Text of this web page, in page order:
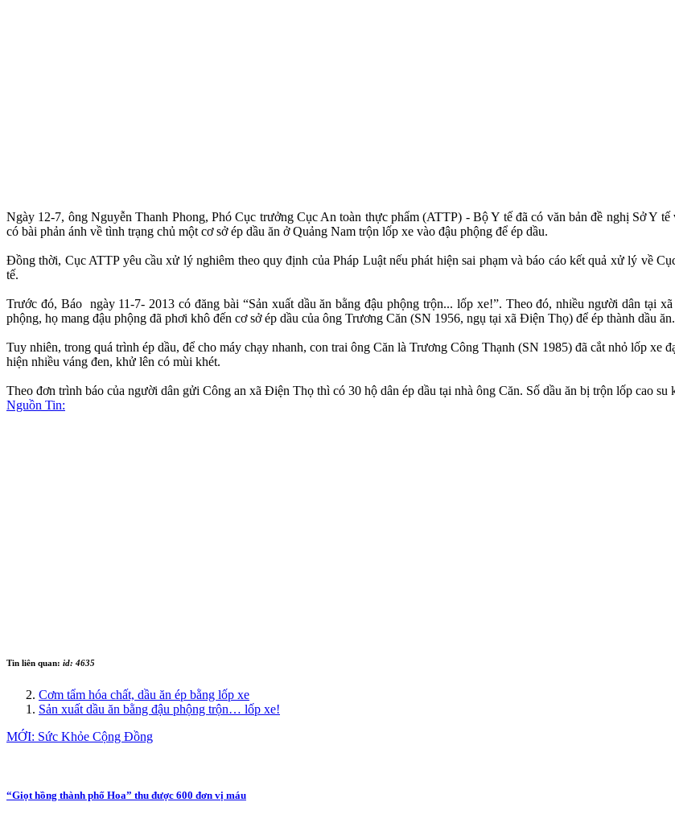
Ngày 12-7, ông Nguyễn Thanh Phong, Phó Cục trưởng Cục An toàn thực phẩm (ATTP) - Bộ Y tế đã có văn bản đề nghị Sở Y
có bài phản ánh về tình trạng chủ một cơ sở ép dầu ăn ở Quảng Nam trộn lốp xe vào đậu phộng để ép dầu.
Đồng thời, Cục ATTP yêu cầu xử lý nghiêm theo quy định của Pháp Luật nếu phát hiện sai phạm và báo cáo kết quả xử lý về
tế.
Trước đó, Báo ngày 11-7- 2013 có đăng bài “Sản xuất dầu ăn bằng đậu phộng trộn... lốp xe!”. Theo đó, nhiều người dân tại
phộng, họ mang đậu phộng đã phơi khô đến cơ sở ép dầu của ông Trương Căn (SN 1956, ngụ tại xã Điện Thọ) để ép thành dầu ăn.
Tuy nhiên, trong quá trình ép dầu, để cho máy chạy nhanh, con trai ông Căn là Trương Công Thạnh (SN 1985) đã cắt nhỏ lốp xe
hiện nhiều váng đen, khử lên có mùi khét.
Theo đơn trình báo của người dân gửi Công an xã Điện Thọ thì có 30 hộ dân ép dầu tại nhà ông Căn. Số dầu ăn bị trộn lốp cao
Nguồn Tin:
Tin liên quan: id: 4635
Cơm tẩm hóa chất, dầu ăn ép bằng lốp xe
Sản xuất dầu ăn bằng đậu phộng trộn… lốp xe!
MỚI: Sức Khỏe Cộng Đồng
“Giọt hồng thành phố Hoa” thu được 600 đơn vị máu